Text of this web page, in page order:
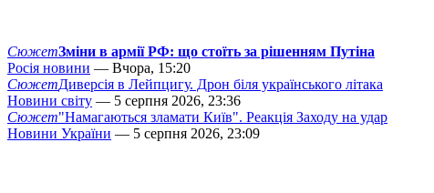
СюжетЗміни в армії РФ: що стоїть за рішенням Путіна
Росія новини — Вчора, 15:20
СюжетДиверсія в Лейпцигу. Дрон біля українського літака
Новини світу — 5 серпня 2026, 23:36
Сюжет"Намагаються зламати Київ". Реакція Заходу на удар
Новини України — 5 серпня 2026, 23:09